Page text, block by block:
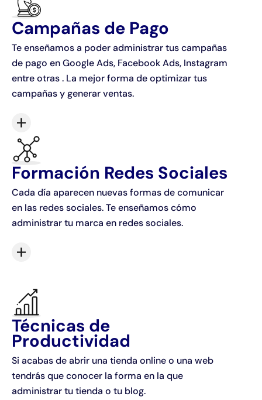
Campañas de Pago
Te enseñamos a poder administrar tus campañas
de pago en Google Ads, Facebook Ads, Instagram
entre otras . La mejor forma de optimizar tus
campañas y generar ventas.
Formación Redes Sociales
Cada día aparecen nuevas formas de comunicar
en las redes sociales. Te enseñamos cómo
administrar tu marca en redes sociales.
Técnicas de
Productividad
Si acabas de abrir una tienda online o una web
tendrás que conocer la forma en la que
administrar tu tienda o tu blog.